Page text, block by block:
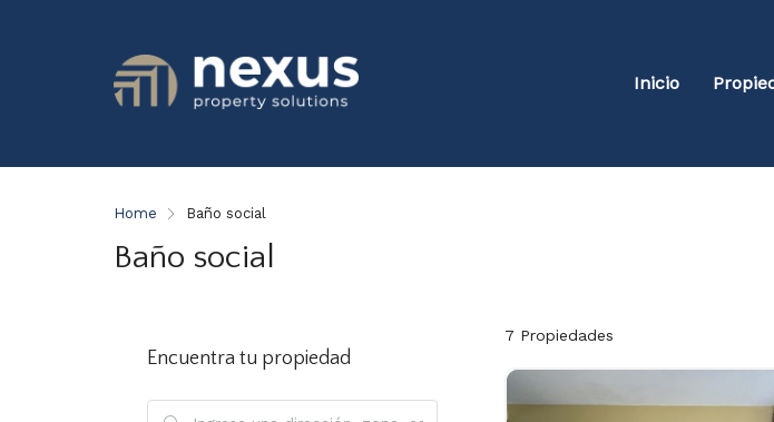
Inicio
Home Baño social
Baño social
7 Propiedades
Encuentra tu propiedad